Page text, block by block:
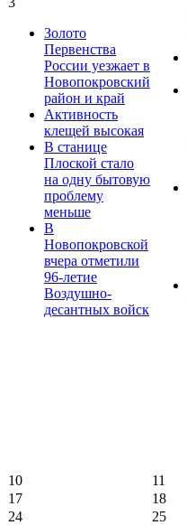
Золото
Первенства
России уезжает в
Новопокровский
район и край
Активность
клещей высокая
В станице
Плоской стало
на одну бытовую
проблему
меньше
В
Новопокровской
вчера отметили
96-летие
Воздушно-
десантных войск
10 11
17
18
24
25